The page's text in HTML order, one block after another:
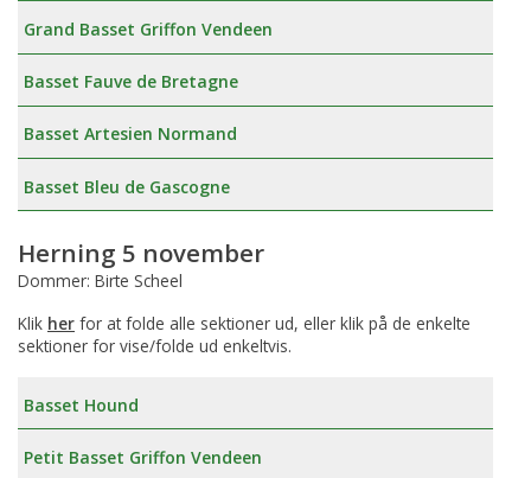
Grand Basset Griffon Vendeen
Basset Fauve de Bretagne
Basset Artesien Normand
Basset Bleu de Gascogne
Herning 5 november
Dommer: Birte Scheel
Klik her for at folde alle sektioner ud, eller klik på de enkelte
sektioner for vise/folde ud enkeltvis.
Basset Hound
Petit Basset Griffon Vendeen